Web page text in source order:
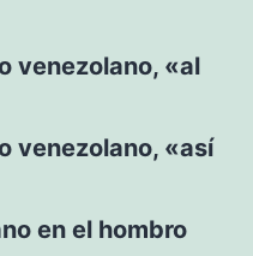
venezolano, «al
venezolano, «así
en el hombro